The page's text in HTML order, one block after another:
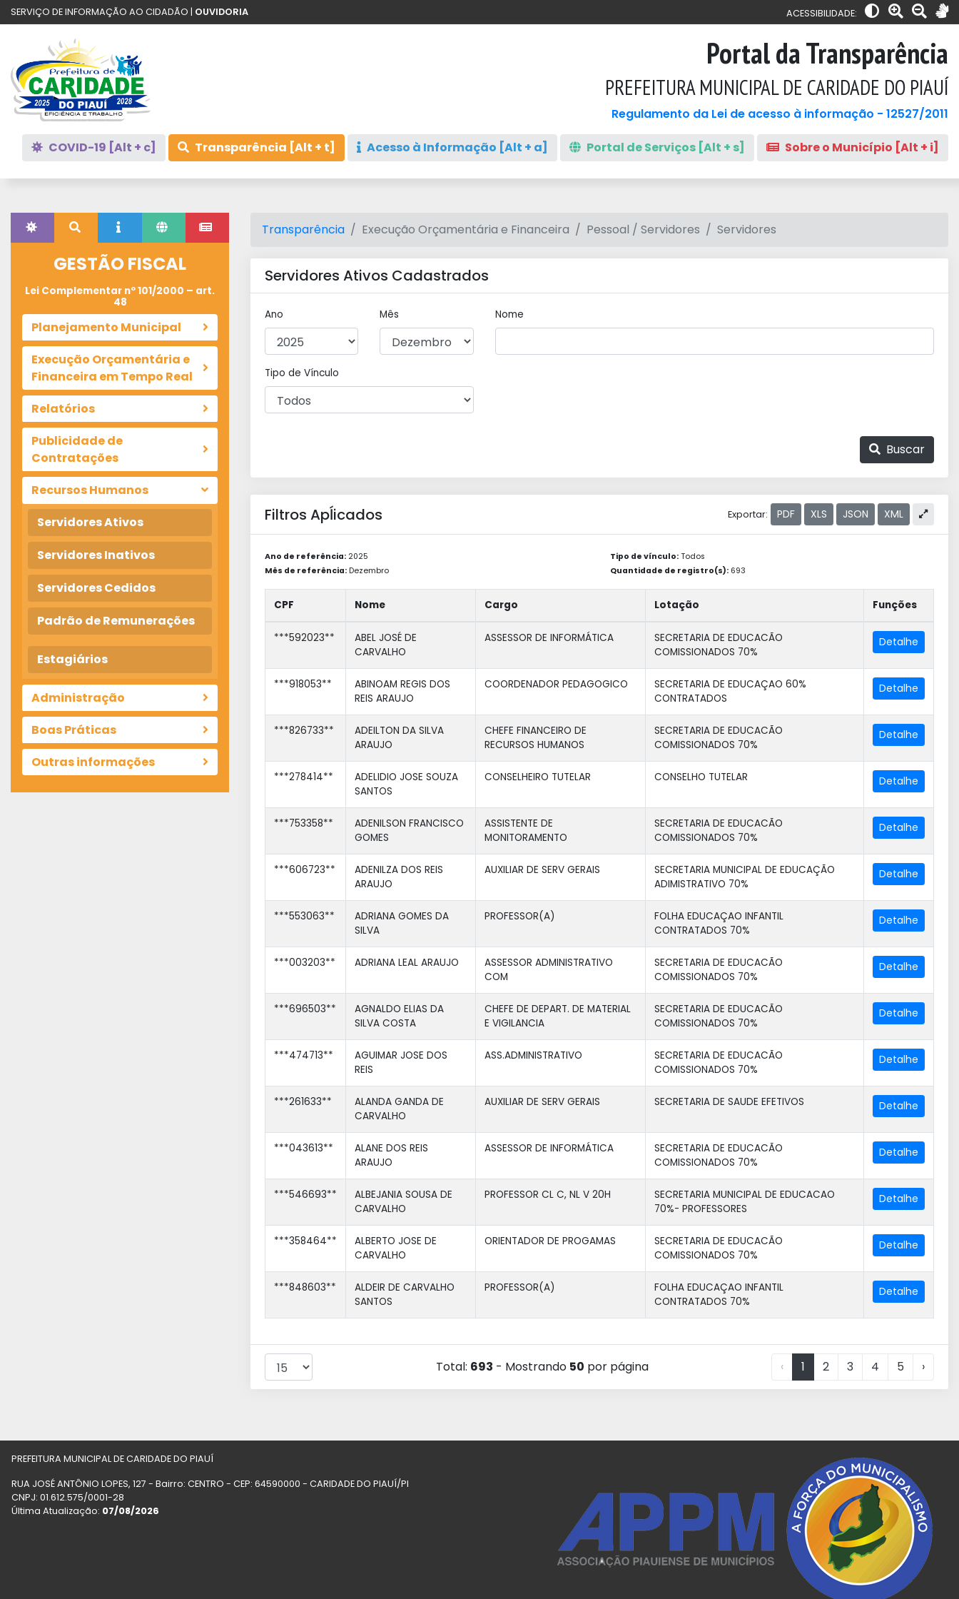
SERVIÇO DE INFORMAÇÃO AO CIDADÃO | OUVIDORIA ACESSIBILIDADE:
Portal da Transparência
PREFEITURA MUNICIPAL DE CARIDADE DO PIAUÍ
Regulamento da Lei de acesso à informação - 12527/2011
COVID-19 [Alt + c] Transparência [Alt + t] Acesso à Informação [Alt + a] Portal de Serviços [Alt + s] Sobre o Município [Alt + i]
GESTÃO FISCAL
Lei Complementar nº 101/2000 – art.
48
Planejamento Municipal
Execução Orçamentária e
Financeira em Tempo Real
Relatórios
Publicidade de
Contratações
Recursos Humanos
Servidores Ativos
Servidores Inativos
Servidores Cedidos
Padrão de Remunerações
Estagiários
Administração
Boas Práticas
Outras informações
Transparência Execução Orçamentária e Financeira Pessoal / Servidores Servidores
Servidores Ativos Cadastrados
Ano Mês Nome
Tipo de Vínculo
Buscar
Filtros Apĺicados Exportar: PDF XLS JSON XML
Ano de referência: 2025
Mês de referência: Dezembro
Tipo de vínculo: Todos
Quantidade de registro(s): 693
CPF Nome Cargo Lotação Funções
***592023**
ABEL JOSÉ DE
CARVALHO
ASSESSOR DE INFORMÁTICA
SECRETARIA DE EDUCACÃO
COMISSIONADOS 70%
***918053**
ABINOAM REGIS DOS
REIS ARAUJO
COORDENADOR PEDAGOGICO
SECRETARIA DE EDUCAÇAO 60%
CONTRATADOS
***826733**
ADEILTON DA SILVA
ARAUJO
CHEFE FINANCEIRO DE
RECURSOS HUMANOS
SECRETARIA DE EDUCACÃO
COMISSIONADOS 70%
***278414**
ADELIDIO JOSE SOUZA
SANTOS
CONSELHEIRO TUTELAR CONSELHO TUTELAR
***753358**
ADENILSON FRANCISCO
GOMES
ASSISTENTE DE
MONITORAMENTO
SECRETARIA DE EDUCACÃO
COMISSIONADOS 70%
***606723**
ADENILZA DOS REIS
ARAUJO
AUXILIAR DE SERV GERAIS
SECRETARIA MUNICIPAL DE EDUCAÇÃO
ADIMISTRATIVO 70%
***553063**
ADRIANA GOMES DA
SILVA
PROFESSOR(A)
FOLHA EDUCAÇAO INFANTIL
CONTRATADOS 70%
***003203** ADRIANA LEAL ARAUJO
ASSESSOR ADMINISTRATIVO
COM
SECRETARIA DE EDUCACÃO
COMISSIONADOS 70%
***696503**
AGNALDO ELIAS DA
SILVA COSTA
CHEFE DE DEPART. DE MATERIAL
E VIGILANCIA
SECRETARIA DE EDUCACÃO
COMISSIONADOS 70%
***474713**
AGUIMAR JOSE DOS
REIS
ASS.ADMINISTRATIVO
SECRETARIA DE EDUCACÃO
COMISSIONADOS 70%
***261633**
ALANDA GANDA DE
CARVALHO
AUXILIAR DE SERV GERAIS SECRETARIA DE SAUDE EFETIVOS
***043613**
ALANE DOS REIS
ARAUJO
ASSESSOR DE INFORMÁTICA
SECRETARIA DE EDUCACÃO
COMISSIONADOS 70%
***546693**
ALBEJANIA SOUSA DE
CARVALHO
PROFESSOR CL C, NL V 20H
SECRETARIA MUNICIPAL DE EDUCACAO
70%- PROFESSORES
***358464**
ALBERTO JOSE DE
CARVALHO
ORIENTADOR DE PROGAMAS
SECRETARIA DE EDUCACÃO
COMISSIONADOS 70%
***848603**
ALDEIR DE CARVALHO
SANTOS
PROFESSOR(A)
FOLHA EDUCAÇAO INFANTIL
CONTRATADOS 70%
Total: 693 - Mostrando 50 por página ‹ 1 2 3 4 5 ›
PREFEITURA MUNICIPAL DE CARIDADE DO PIAUÍ
RUA JOSÉ ANTÔNIO LOPES, 127 - Bairro: CENTRO - CEP: 64590000 - CARIDADE DO PIAUÍ/PI
CNPJ: 01.612.575/0001-28
Última Atualização: 07/08/2026